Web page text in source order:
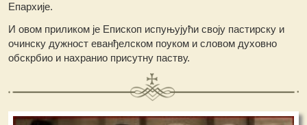
Епархије.
И овом приликом је Епископ испуњујући своју пастирску и
очинску дужност еванђелском поуком и словом духовно
обскрбио и нахранио присутну паству.